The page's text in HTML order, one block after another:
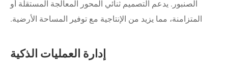
الصنبور. يدعم التصميم ثنائي المحور المعالجة المستقلة أو
المتزامنة، مما يزيد من الإنتاجية مع توفير المساحة الأرضية.
إدارة العمليات الذكية